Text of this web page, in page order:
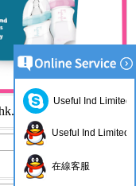
)
Useful Ind Limited
Useful Ind Limited
在線客服